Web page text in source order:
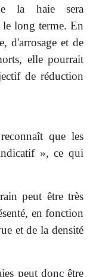
la haie sera
le long terme. En
d'arrosage et de
elle pourrait
de réduction
que les
», ce qui
peut être très
en fonction
et de la densité
peut donc être